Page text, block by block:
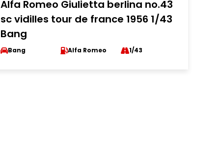
Alfa Romeo Giulietta berlina no.43
sc vidilles tour de france 1956 1/43
Bang
Bang Alfa Romeo 1/43